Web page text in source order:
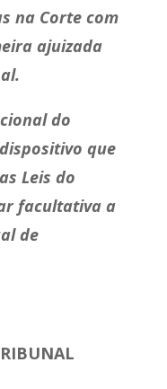
na Corte com
ajuizada
do
que
Leis do
facultativa a
de